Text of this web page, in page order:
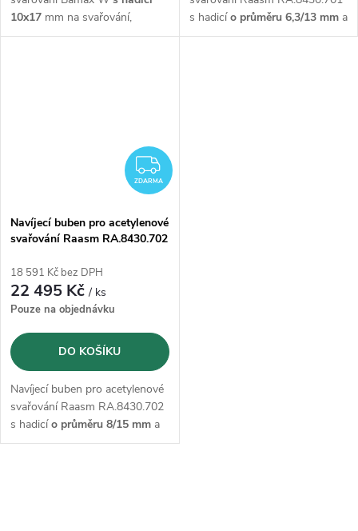
10x17 mm na svařování,
vhodný pro distribuci kyslíku /
s hadicío průměru 6,3/13 mma
délce 13m
ZDARMA
ZDARMA
Navíjecí buben pro acetylenové
svařování Raasm RA.8430.702
18 591 Kč bez DPH
22 495 Kč/ ks
Pouze na objednávku
DO KOŠÍKU
Navíjecí buben pro acetylenové
svařování Raasm RA.8430.702
s hadicío průměru 8/15 mm a
délce 12m